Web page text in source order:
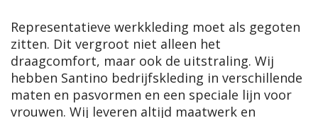
Representatieve werkkleding moet als gegoten
zitten. Dit vergroot niet alleen het
draagcomfort, maar ook de uitstraling. Wij
hebben Santino bedrijfskleding in verschillende
maten en pasvormen en een speciale lijn voor
vrouwen. Wij leveren altijd maatwerk en